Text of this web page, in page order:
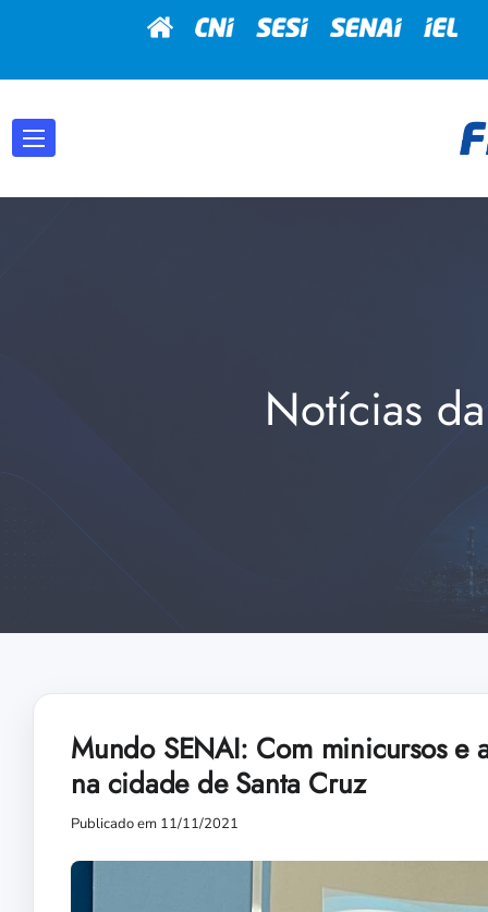
Notícias
Mundo SENAI: Com minicursos e
na cidade de Santa Cruz
Publicado em 11/11/2021